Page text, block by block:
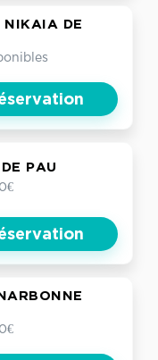
NIKAIA DE
PAU